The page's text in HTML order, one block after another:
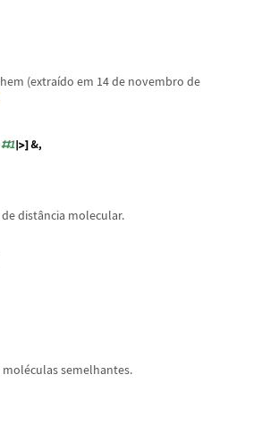
(extraído em 14 de novembro de
distância molecular.
moléculas semelhantes.